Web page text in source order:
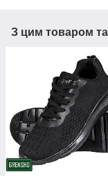
З цим товаром